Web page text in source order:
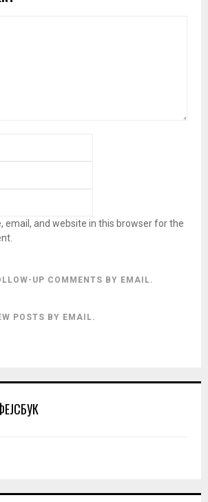
email, and website in this browser for the
UP COMMENTS BY EMAIL.
POSTS BY EMAIL.